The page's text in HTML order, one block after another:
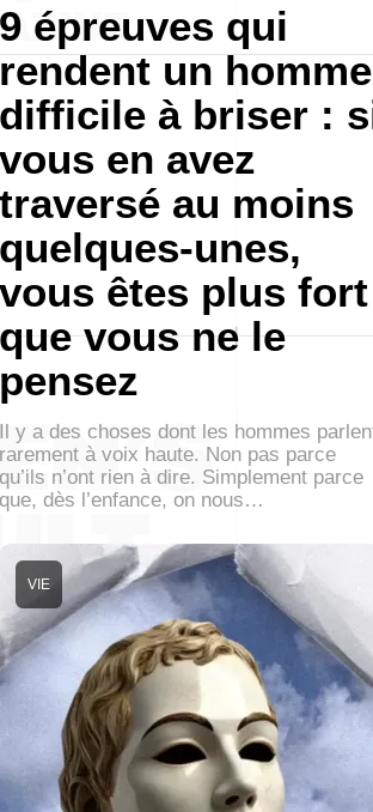
9 épreuves qui
rendent un homme
difficile à briser :
vous en avez
traversé au moins
quelques-unes,
vous êtes plus fort
que vous ne le
pensez
Il y a des choses dont les hommes
rarement à voix haute. Non pas parce
qu’ils n’ont rien à dire. Simplement parce
que, dès l’enfance, on nous…
VIE